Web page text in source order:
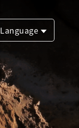
Language